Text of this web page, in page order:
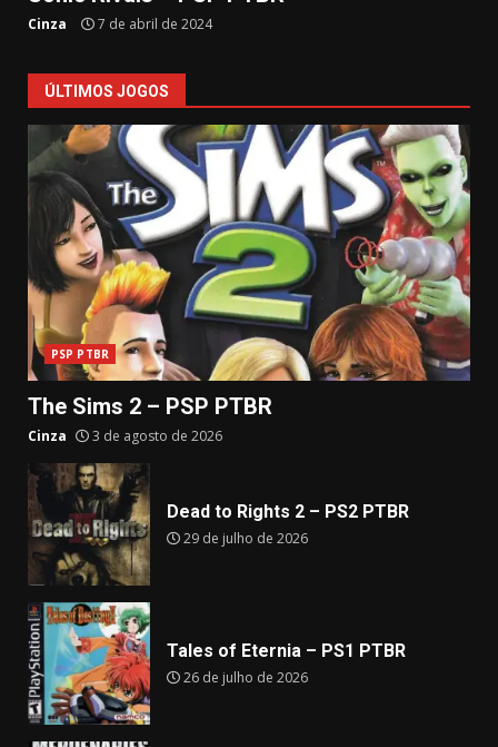
Cinza 7 de abril de 2024
ÚLTIMOS JOGOS
PSP PTBR
The Sims 2 – PSP PTBR
Cinza 3 de agosto de 2026
Dead to Rights 2 – PS2 PTBR
29 de julho de 2026
Tales of Eternia – PS1 PTBR
26 de julho de 2026